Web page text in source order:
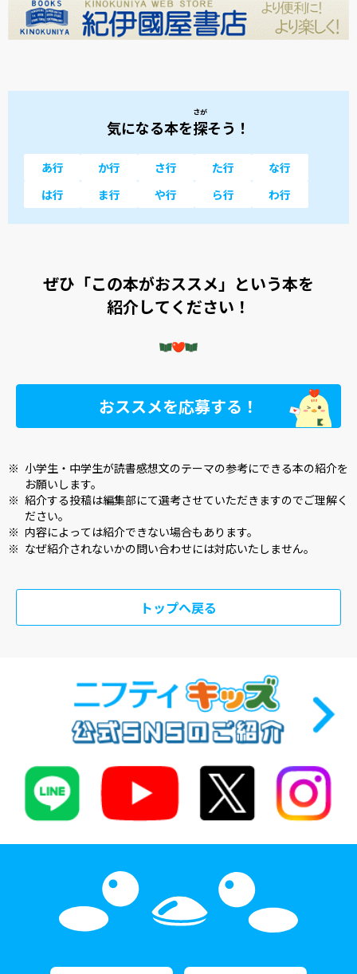
気になる本を探
さが
そう！
あ行 か行 さ行 た行
な行
は行
ま行 や行 ら行 わ行
ぜひ「この本がおススメ」という本を
紹介してください！
おススメを応募する！
※ 小学生・中学生が読書感想文のテーマの参考にできる本の紹介を
お願いします。
※ 紹介する投稿は編集部にて選考させていただきますのでご理解く
ださい。
※ 内容によっては紹介できない場合もあります。
※ なぜ紹介されないかの問い合わせには対応いたしません。
トップへ戻る